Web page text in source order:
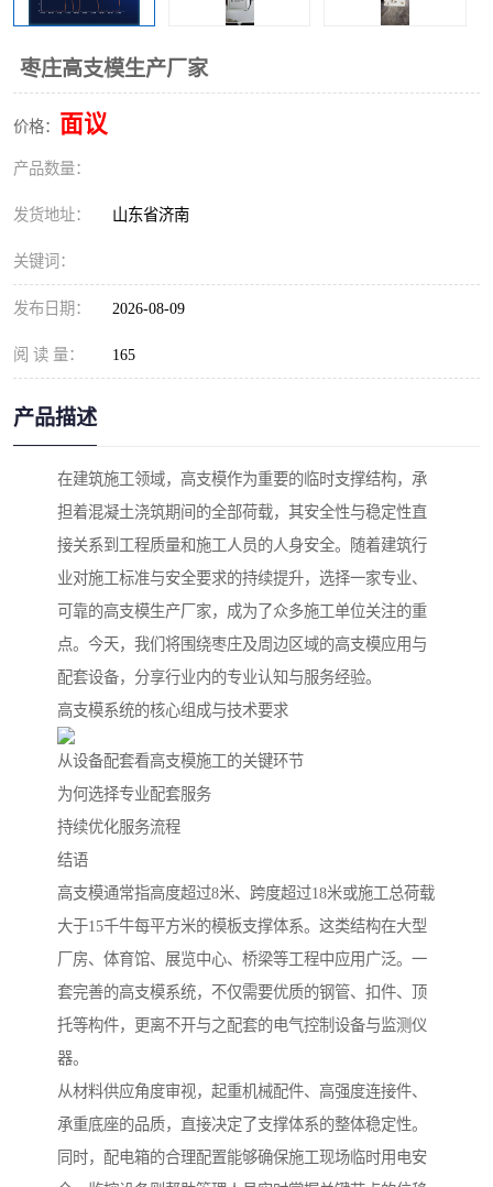
枣庄高支模生产厂家
价格： 面议
产品数量：
发货地址： 山东省济南
关键词：
发布日期： 2026-08-09
阅 读 量： 165
产品描述
在建筑施工领域，高支模作为重要的临时支撑结构，承
担着混凝土浇筑期间的全部荷载，其安全性与稳定性直
接关系到工程质量和施工人员的人身安全。随着建筑行
业对施工标准与安全要求的持续提升，选择一家专业、
可靠的高支模生产厂家，成为了众多施工单位关注的重
点。今天，我们将围绕枣庄及周边区域的高支模应用与
配套设备，分享行业内的专业认知与服务经验。
高支模系统的核心组成与技术要求
从设备配套看高支模施工的关键环节
为何选择专业配套服务
持续优化服务流程
结语
高支模通常指高度超过8米、跨度超过18米或施工总荷载
大于15千牛每平方米的模板支撑体系。这类结构在大型
厂房、体育馆、展览中心、桥梁等工程中应用广泛。一
套完善的高支模系统，不仅需要优质的钢管、扣件、顶
托等构件，更离不开与之配套的电气控制设备与监测仪
器。
从材料供应角度审视，起重机械配件、高强度连接件、
承重底座的品质，直接决定了支撑体系的整体稳定性。
同时，配电箱的合理配置能够确保施工现场临时用电安